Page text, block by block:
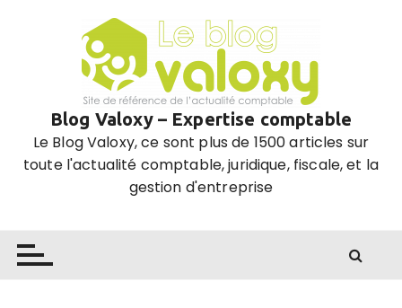
Blog Valoxy – Expertise comptable
Le Blog Valoxy, ce sont plus de 1500 articles sur
toute l'actualité comptable, juridique, fiscale, et la
gestion d'entreprise